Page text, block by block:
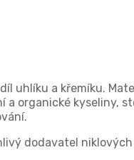
uhlíku a křemíku.
organické kyseliny,
dodavatel